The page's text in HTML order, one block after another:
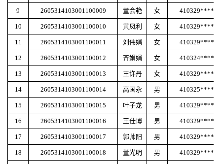
9 2605314103001100009 董会艳 女
10 2605314103001100010 黄凤利 女
11 2605314103001100011 刘伟娟 女
12 2605314103001100012 齐娟娟 女
13 2605314103001100013 王许丹 女
14 2605314103001100014 高国永 男
15 2605314103001100015 叶子龙 男
16 2605314103001100016 王仕博 男
17 2605314103001100017 郭帅阳 男
18 2605314103001100018 董光明 男